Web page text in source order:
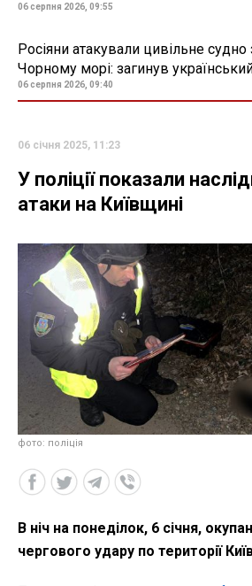
06 серпня 2026, 09:55
Росіяни атакували цивільне
Чорному морі: загинув
06 серпня 2026, 09:40
06 січня 2025, 11:23
У поліції показали
атаки на Київщині
фото: поліція
В ніч на понеділок, 6 січня,
чергового удару по території